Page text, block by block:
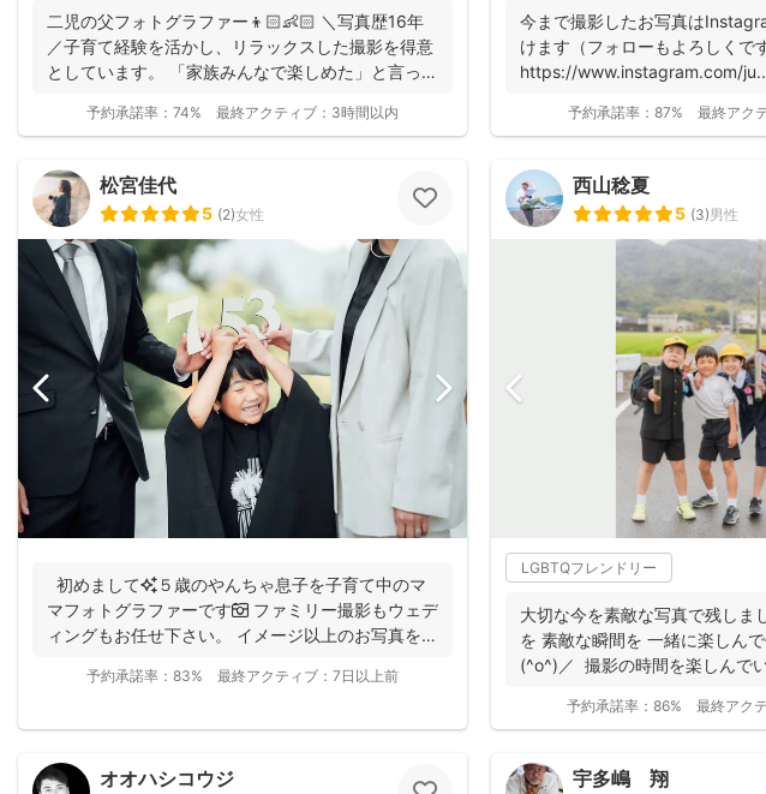
二児の父フォトグラファー👦🏻👶🏻 ＼写真歴16年
／子育て経験を活かし、リラックスした撮影を得意
としています。 「家族みんなで楽しめた」と言って
予約承諾率： 74% 最終アクティブ： 3時間以内
今まで撮影したお写真は
けます（フォローもよろしくで
https://www.instagram.com/
予約承諾率： 87% 最終アク
松宮佳代
5 (2)女性
初めまして✨５歳のやんちゃ息子を子育て中のマ
マフォトグラファーです📷 ファミリー撮影もウェデ
ィングもお任せ下さい。 イメージ以上のお写真をお
予約承諾率： 83% 最終アクティブ： 7日以上前
西山稔夏
5 (3)男性
LGBTQフレンドリー
大切な今を素敵な写真で残しま
を 素敵な瞬間を 一緒に楽しん
(^o^)／ 撮影の時間を楽しんで
予約承諾率： 86% 最終アク
オオハシコウジ 宇多嶋 翔